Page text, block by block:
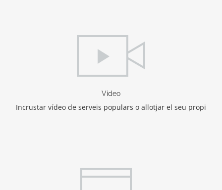
Vídeo
Incrustar vídeo de serveis populars o allotjar el seu propi